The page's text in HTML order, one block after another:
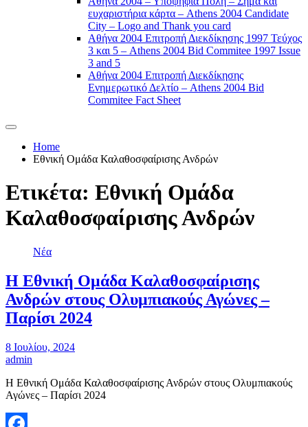
ευχαριστήρια κάρτα – Athens 2004 Candidate
City – Logo and Thank you card
Αθήνα 2004 Επιτροπή Διεκδίκησης 1997 Τεύχος
3 και 5 – Athens 2004 Bid Commitee 1997 Issue
3 and 5
Αθήνα 2004 Επιτροπή Διεκδίκησης
Ενημερωτικό Δελτίο – Athens 2004 Bid
Commitee Fact Sheet
Home
Εθνική Ομάδα Καλαθοσφαίρισης Ανδρών
Ετικέτα: Εθνική Ομάδα
Καλαθοσφαίρισης Ανδρών
Νέα
Η Εθνική Ομάδα Καλαθοσφαίρισης
Ανδρών στους Ολυμπιακούς Αγώνες –
Παρίσι 2024
8 Ιουλίου, 2024
admin
Η Εθνική Ομάδα Καλαθοσφαίρισης Ανδρών στους Ολυμπιακούς
Αγώνες – Παρίσι 2024